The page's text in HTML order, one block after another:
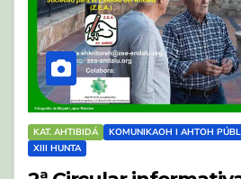
KAT. AHTIBIDÁ
KOMUNIKAOH I AHTOH
XIII HUNTA